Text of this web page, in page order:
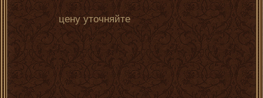
цену уточняйте